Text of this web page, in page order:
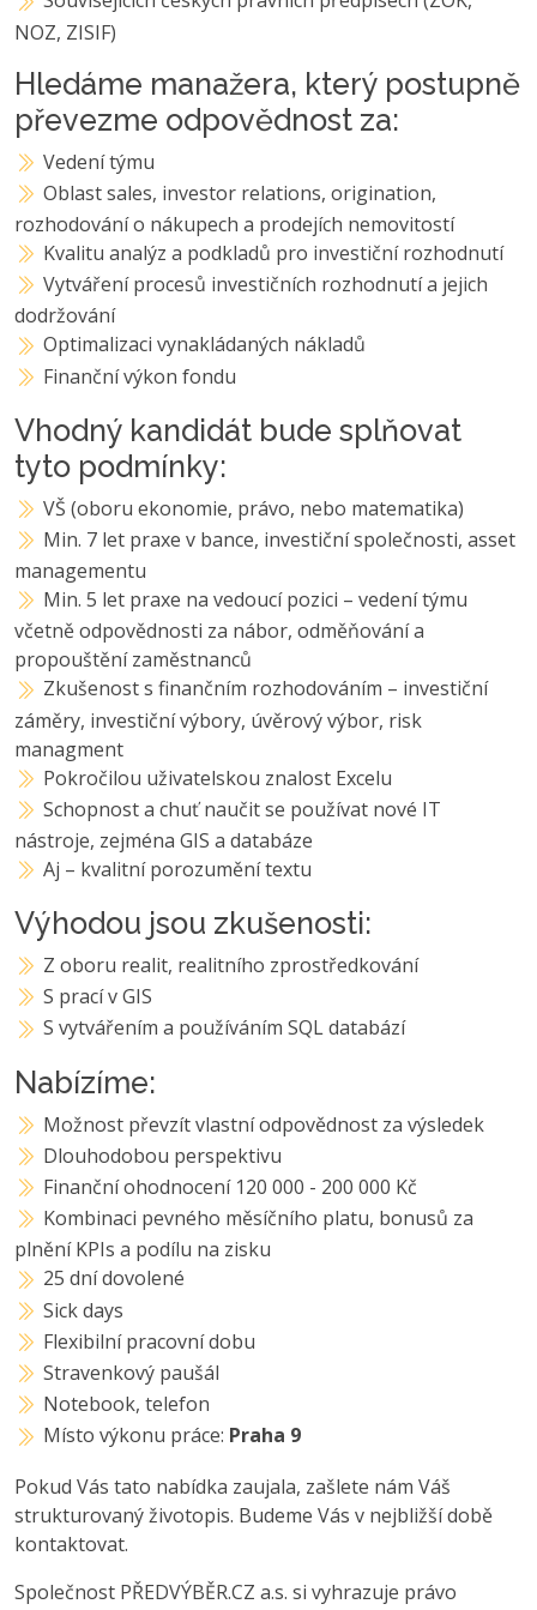
NOZ, ZISIF)
Hledáme manažera, který postupně
převezme odpovědnost za:
Vedení týmu
Oblast sales, investor relations, origination,
rozhodování o nákupech a prodejích nemovitostí
Kvalitu analýz a podkladů pro investiční rozhodnutí
Vytváření procesů investičních rozhodnutí a jejich
dodržování
Optimalizaci vynakládaných nákladů
Finanční výkon fondu
Vhodný kandidát bude splňovat
tyto podmínky:
VŠ (oboru ekonomie, právo, nebo matematika)
Min. 7 let praxe v bance, investiční společnosti, asset
managementu
Min. 5 let praxe na vedoucí pozici – vedení týmu
včetně odpovědnosti za nábor, odměňování a
propouštění zaměstnanců
Zkušenost s finančním rozhodováním – investiční
záměry, investiční výbory, úvěrový výbor, risk
managment
Pokročilou uživatelskou znalost Excelu
Schopnost a chuť naučit se používat nové IT
nástroje, zejména GIS a databáze
Aj – kvalitní porozumění textu
Výhodou jsou zkušenosti:
Z oboru realit, realitního zprostředkování
S prací v GIS
S vytvářením a používáním SQL databází
Nabízíme:
Možnost převzít vlastní odpovědnost za výsledek
Dlouhodobou perspektivu
Finanční ohodnocení 120 000 - 200 000 Kč
Kombinaci pevného měsíčního platu, bonusů za
plnění KPIs a podílu na zisku
25 dní dovolené
Sick days
Flexibilní pracovní dobu
Stravenkový paušál
Notebook, telefon
Místo výkonu práce: Praha 9
Pokud Vás tato nabídka zaujala, zašlete nám Váš
strukturovaný životopis. Budeme Vás v nejbližší době
kontaktovat.
Společnost PŘEDVÝBĚR.CZ a.s. si vyhrazuje právo